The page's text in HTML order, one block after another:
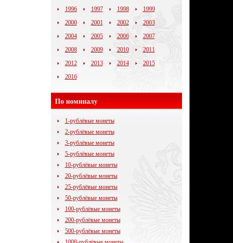
1996
1997 1998
1999
2000
2001 2002
2003
2004
2005 2006
2007
2008
2009 2010
2011
2012
2013 2014
2015
2016
По номиналу
1-рублёвые монеты
2-рублёвые монеты
3-рублёвые монеты
5-рублёвые монеты
10-рублёвые монеты
20-рублёвые монеты
25-рублёвые монеты
50-рублёвые монеты
100-рублёвые монеты
200-рублёвые монеты
500-рублёвые монеты